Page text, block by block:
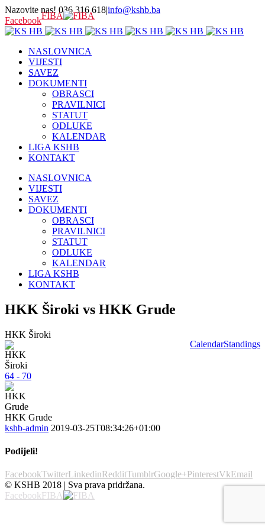
Nazovite nas! 036 316 618|info@kshb.ba
FacebookFIBA
NASLOVNICA
VIJESTI
SAVEZ
DOKUMENTI
OBRASCI
PRAVILNICI
STATUT
ODLUKE
KALENDAR
LIGA KSHB
KONTAKT
NASLOVNICA
VIJESTI
SAVEZ
DOKUMENTI
OBRASCI
PRAVILNICI
STATUT
ODLUKE
KALENDAR
LIGA KSHB
KONTAKT
HKK Široki vs HKK Grude
CalendarStandings
HKK Široki
64 - 70
HKK Grude
kshb-admin 2019-03-25T08:34:26+01:00
Podijeli!
FacebookTwitterLinkedinRedditTumblrGoogle+PinterestVkEmail
© KSHB 2018 | Sva prava pridržana.
FacebookFIBA